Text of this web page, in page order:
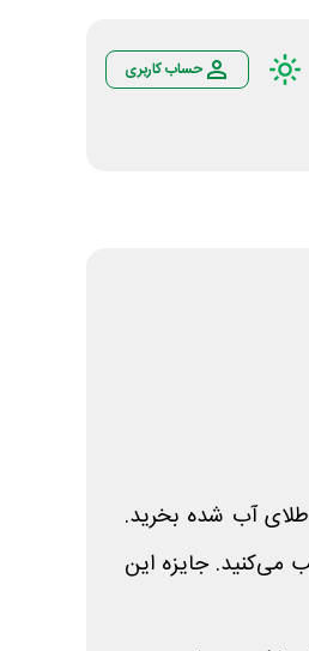
حساب کاربری
آب شده بخرید.
کسب می‌کنید. جایزه این